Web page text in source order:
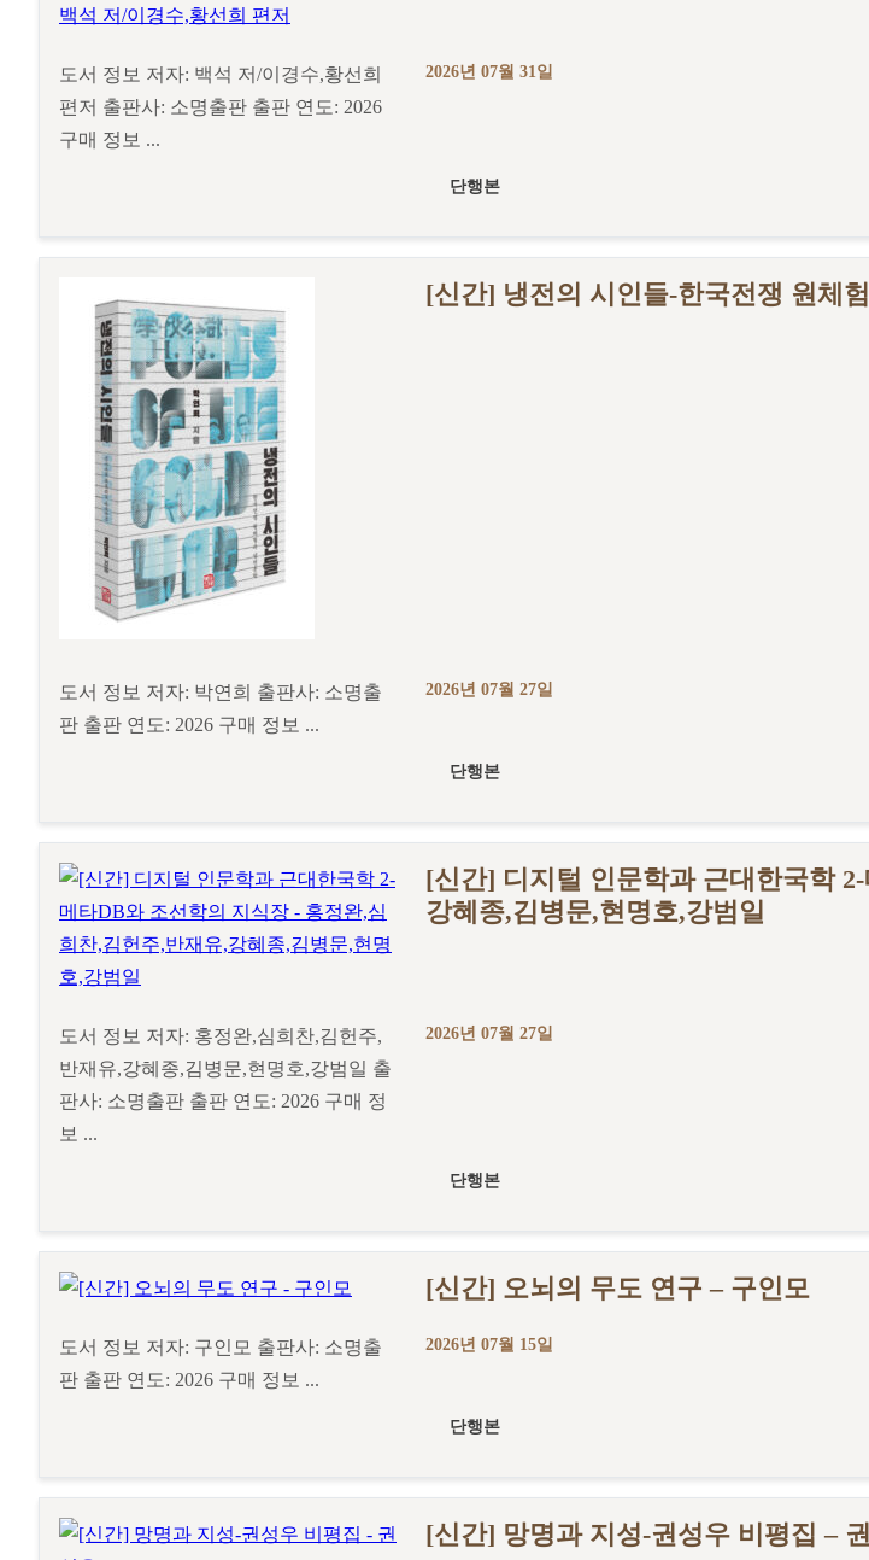
단행본
2026년 07월 31일
도서 정보 저자: 백석 저/이경수,황선희
편저 출판사: 소명출판 출판 연도: 2026
구매 정보 ...
[신간] 냉전의 시인들-한국전쟁 원체
단행본
2026년 07월 27일
도서 정보 저자: 박연희 출판사: 소명출
판 출판 연도: 2026 구매 정보 ...
[신간] 디지털 인문학과 근대한국학
강혜종,김병문,현명호,강범일
단행본
2026년 07월 27일
도서 정보 저자: 홍정완,심희찬,김헌주,
반재유,강혜종,김병문,현명호,강범일 출
판사: 소명출판 출판 연도: 2026 구매 정
보 ...
[신간] 오뇌의 무도 연구 – 구인모
단행본
2026년 07월 15일
도서 정보 저자: 구인모 출판사: 소명출
판 출판 연도: 2026 구매 정보 ...
[신간] 망명과 지성-권성우 비평집 –